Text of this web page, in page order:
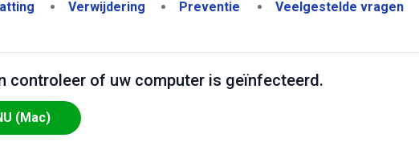
Verwijdering Preventie Veelgestelde vragen
controleer of uw computer is geïnfecteerd.
(Mac)